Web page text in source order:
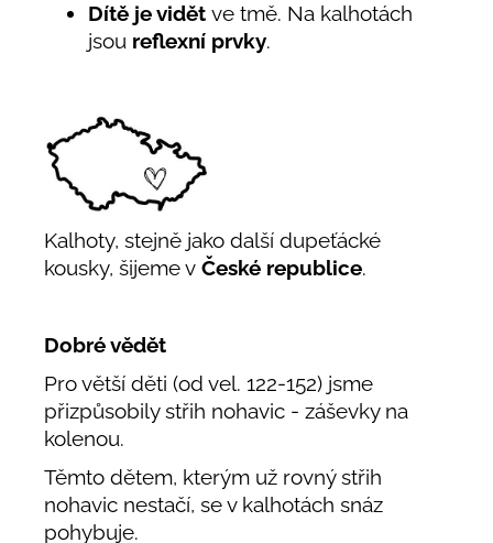
Dítě je vidět ve tmě. Na kalhotách
jsou reflexní prvky.
Kalhoty, stejně jako další dupeťácké
kousky, šijeme v České republice.
Dobré vědět
Pro větší děti (od vel. 122-152) jsme
přizpůsobily střih nohavic - záševky na
kolenou.
Těmto dětem, kterým už rovný střih
nohavic nestačí, se v kalhotách snáz
pohybuje.